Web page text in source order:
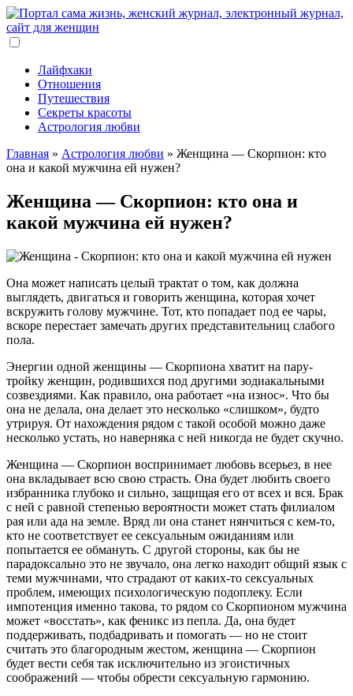
Лайфхаки
Отношения
Путешествия
Секреты красоты
Астрология любви
Главная » Астрология любви » Женщина — Скорпион: кто
она и какой мужчина ей нужен?
Женщина — Скорпион: кто она и
какой мужчина ей нужен?
Она может написать целый трактат о том, как должна
выглядеть, двигаться и говорить женщина, которая хочет
вскружить голову мужчине. Тот, кто попадает под ее чары,
вскоре перестает замечать других представительниц слабого
пола.
Энергии одной женщины — Скорпиона хватит на пару-
тройку женщин, родившихся под другими зодиакальными
созвездиями. Как правило, она работает «на износ». Что бы
она не делала, она делает это несколько «слишком», будто
утрируя. От нахождения рядом с такой особой можно даже
несколько устать, но наверняка с ней никогда не будет скучно.
Женщина — Скорпион воспринимает любовь всерьез, в нее
она вкладывает всю свою страсть. Она будет любить своего
избранника глубоко и сильно, защищая его от всех и вся. Брак
с ней с равной степенью вероятности может стать филиалом
рая или ада на земле. Вряд ли она станет нянчиться с кем-то,
кто не соответствует ее сексуальным ожиданиям или
попытается ее обмануть. С другой стороны, как бы не
парадоксально это не звучало, она легко находит общий язык с
теми мужчинами, что страдают от каких-то сексуальных
проблем, имеющих психологическую подоплеку. Если
импотенция именно такова, то рядом со Скорпионом мужчина
может «восстать», как феникс из пепла. Да, она будет
поддерживать, подбадривать и помогать — но не стоит
считать это благородным жестом, женщина — Скорпион
будет вести себя так исключительно из эгоистичных
соображений — чтобы обрести сексуальную гармонию.